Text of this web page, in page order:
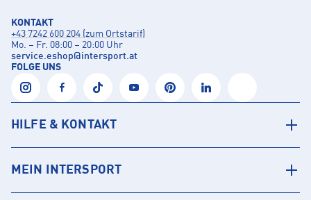
KONTAKT
+43 7242 600 204 (zum Ortstarif)
Mo. – Fr. 08:00 – 20:00 Uhr
service.eshop@intersport.at
FOLGE UNS
HILFE & KONTAKT
MEIN INTERSPORT